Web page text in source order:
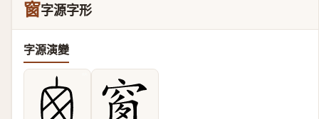
窗字源字形
字源演變